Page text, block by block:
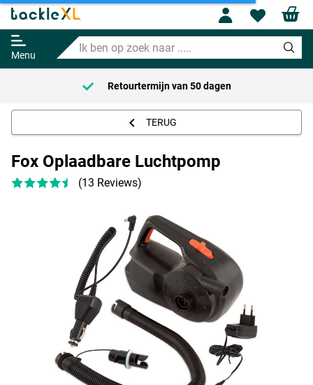
Menu
Ik
ben
op
zoek
naar
Profile
Fox Oplaadbare Luchtpomp
Adviesprijs
64.99
48.95
Retourtermijn van 50 dagen
TERUG
Fox Oplaadbare Luchtpomp
(13 Reviews)